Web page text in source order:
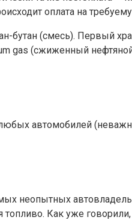
оплата на
бутан (смесь). Первый
gas (сжиженный
автомобилей
неопытных
Как уже